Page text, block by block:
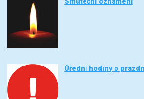
Smuteční oznámení
Úřední hodiny o